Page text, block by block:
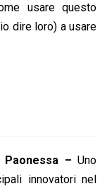
usare questo
dire loro) a usare
Paonessa – Uno
innovatori nel